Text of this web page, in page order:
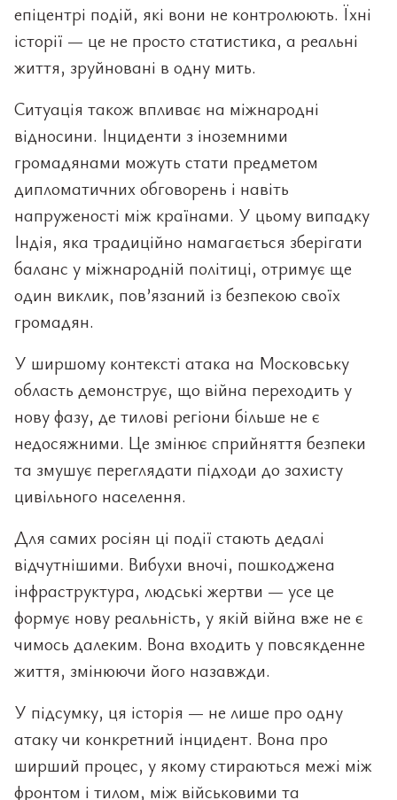
епіцентрі подій, які вони не контролюють. Їхні
історії — це не просто статистика, а реальні
життя, зруйновані в одну мить.
Ситуація також впливає на міжнародні
відносини. Інциденти з іноземними
громадянами можуть стати предметом
дипломатичних обговорень і навіть
напруженості між країнами. У цьому випадку
Індія, яка традиційно намагається зберігати
баланс у міжнародній політиці, отримує ще
один виклик, пов’язаний із безпекою своїх
громадян.
У ширшому контексті атака на Московську
область демонструє, що війна переходить у
нову фазу, де тилові регіони більше не є
недосяжними. Це змінює сприйняття безпеки
та змушує переглядати підходи до захисту
цивільного населення.
Для самих росіян ці події стають дедалі
відчутнішими. Вибухи вночі, пошкоджена
інфраструктура, людські жертви — усе це
формує нову реальність, у якій війна вже не є
чимось далеким. Вона входить у повсякденне
життя, змінюючи його назавжди.
У підсумку, ця історія — не лише про одну
атаку чи конкретний інцидент. Вона про
ширший процес, у якому стираються межі між
фронтом і тилом, між військовими та